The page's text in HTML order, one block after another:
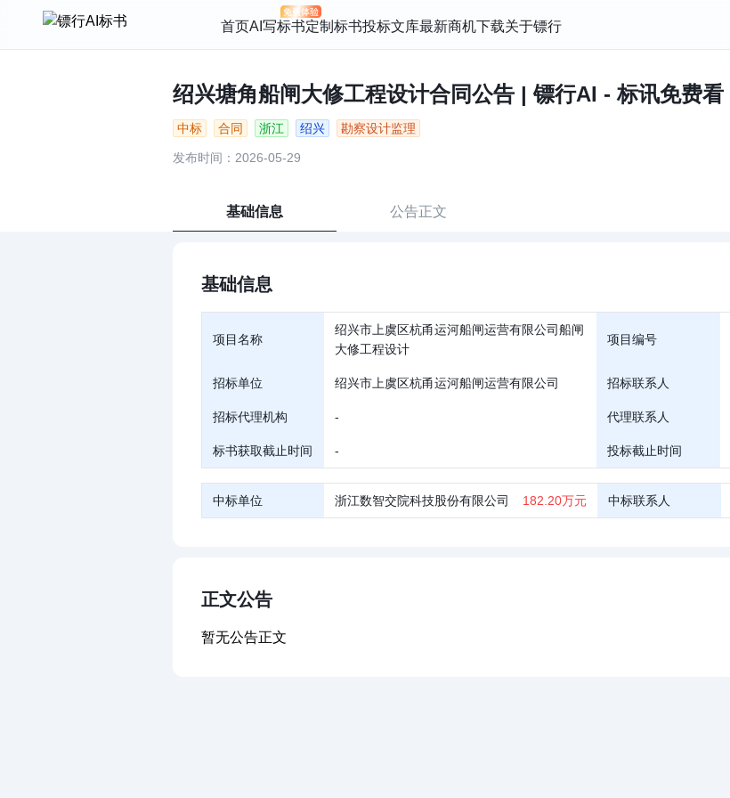
首页AI写标书定制标书投标文库最新商机下载关于镖行
绍兴塘角船闸大修工程设计合同公告 | 镖行AI - 标讯免费看
中标 合同 浙江 绍兴 勘察设计监理
发布时间：2026-05-29
基础信息 公告正文
基础信息
项目名称
绍兴市上虞区杭甬运河船闸运营有限公司船闸
大修工程设计
项目编号
招标单位 绍兴市上虞区杭甬运河船闸运营有限公司 招标联系人
招标代理机构 - 代理联系人
标书获取截止时间 - 投标截止时间
中标单位 浙江数智交院科技股份有限公司 182.20万元 中标联系人
正文公告
暂无公告正文